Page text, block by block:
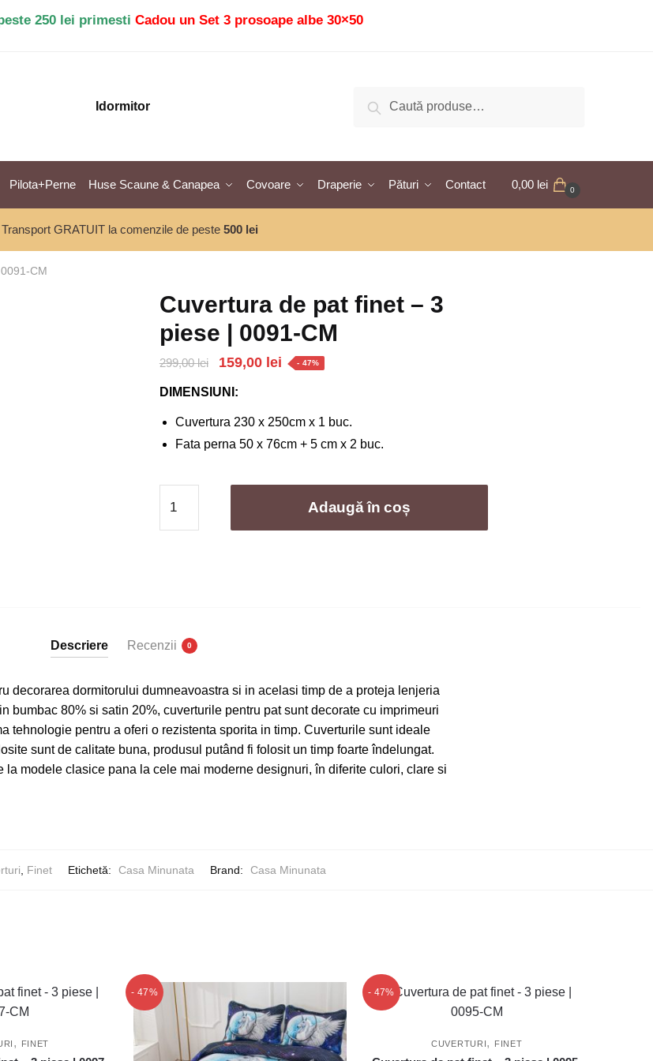
250 lei primesti Cadou un Set 3 prosoape albe 30×50
Idormitor
după:
Caută
Pilota+Perne Huse Scaune & Canapea Covoare Draperie Pături Contact 0,00 lei 0
GRATUIT la comenzile de peste 500 lei
CM
Cuvertura de pat finet – 3
piese | 0091-CM
299,00lei
Prețul
inițial
fost:
299,00 lei.
159,00 leiPrețul
159,00 lei.
- 47%
DIMENSIUNI:
Cuvertura 230 x 250cm x 1 buc.
Fata perna 50 x 76cm + 5 cm x 2 buc.
Cuvertura
de
|
CM
Adaugă în coș
Descriere Recenzii 0
decorarea dormitorului dumneavoastra si in acelasi timp de a proteja lenjeria
bumbac 80% si satin 20%, cuverturile pentru pat sunt decorate cu imprimeuri
tehnologie pentru a oferi o rezistenta sporita in timp. Cuverturile sunt ideale
sunt de calitate buna, produsul putând fi folosit un timp foarte îndelungat.
la modele clasice pana la cele mai moderne designuri, în diferite culori, clare si
, Finet Etichetă: Casa Minunata Brand: Casa Minunata
, FINET
- 47% - 47%
CUVERTURI , FINET